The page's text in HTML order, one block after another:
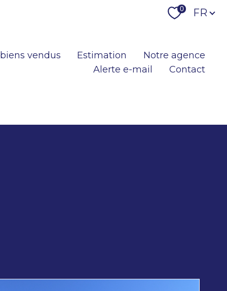
0 Langue
FR
vendus Estimation
Notre agence
Alerte e-mail
Contact